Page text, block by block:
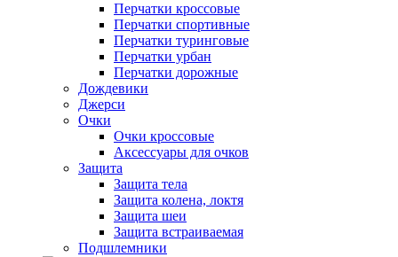
Перчатки кроссовые
Перчатки спортивные
Перчатки туринговые
Перчатки урбан
Перчатки дорожные
Дождевики
Джерси
Очки
Очки кроссовые
Аксессуары для очков
Защита
Защита тела
Защита колена, локтя
Защита шеи
Защита встраиваемая
Подшлемники